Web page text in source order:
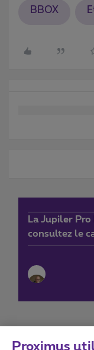
BBOX
La Jupiler
consultez le
Proximus